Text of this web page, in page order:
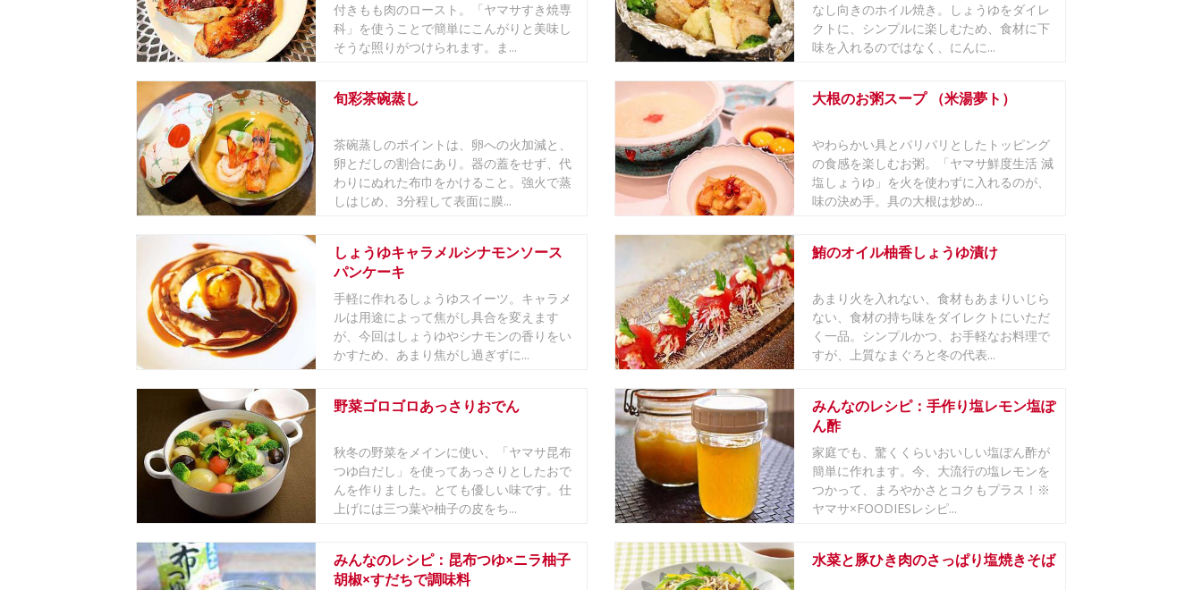
付きもも肉のロースト。「ヤマサすき焼専
科」を使うことで簡単にこんがりと美味し
そうな照りがつけられます。ま...
なし向きのホイル焼き。しょうゆをダイレ
クトに、シンプルに楽しむため、食材に下
味を入れるのではなく、にんに...
旬彩茶碗蒸し
茶碗蒸しのポイントは、卵への火加減と、
卵とだしの割合にあり。器の蓋をせず、代
わりにぬれた布巾をかけること。強火で蒸
しはじめ、3分程して表面に膜...
大根のお粥スープ （米湯夢ト）
やわらかい具とパリパリとしたトッピング
の食感を楽しむお粥。「ヤマサ鮮度生活 減
塩しょうゆ」を火を使わずに入れるのが、
味の決め手。具の大根は炒め...
しょうゆキャラメルシナモンソース
パンケーキ
手軽に作れるしょうゆスイーツ。キャラメ
ルは用途によって焦がし具合を変えます
が、今回はしょうゆやシナモンの香りをい
かすため、あまり焦がし過ぎずに...
鮪のオイル柚香しょうゆ漬け
あまり火を入れない、食材もあまりいじら
ない、食材の持ち味をダイレクトにいただ
く一品。シンプルかつ、お手軽なお料理で
すが、上質なまぐろと冬の代表...
野菜ゴロゴロあっさりおでん
秋冬の野菜をメインに使い、「ヤマサ昆布
つゆ白だし」を使ってあっさりとしたおで
んを作りました。とても優しい味です。仕
上げには三つ葉や柚子の皮をち...
みんなのレシピ：手作り塩レモン塩ぽ
ん酢
家庭でも、驚くくらいおいしい塩ぽん酢が
簡単に作れます。今、大流行の塩レモンを
つかって、まろやかさとコクもプラス！※
ヤマサ×FOODIESレシピ...
みんなのレシピ：昆布つゆ×ニラ柚子
胡椒×すだちで調味料
水菜と豚ひき肉のさっぱり塩焼きそば